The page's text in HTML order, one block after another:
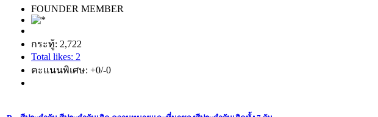
FOUNDER MEMBER
กระทู้: 2,722
Total likes: 2
คะแนนพิเศษ: +0/-0